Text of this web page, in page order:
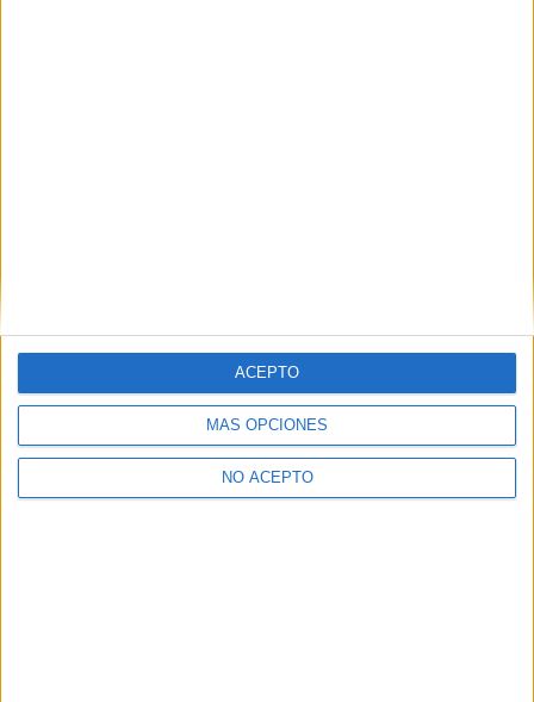
MÁS OPCIONES
NO ACEPTO
ACEPTO
Inicie sesiónoregístresepara comentar